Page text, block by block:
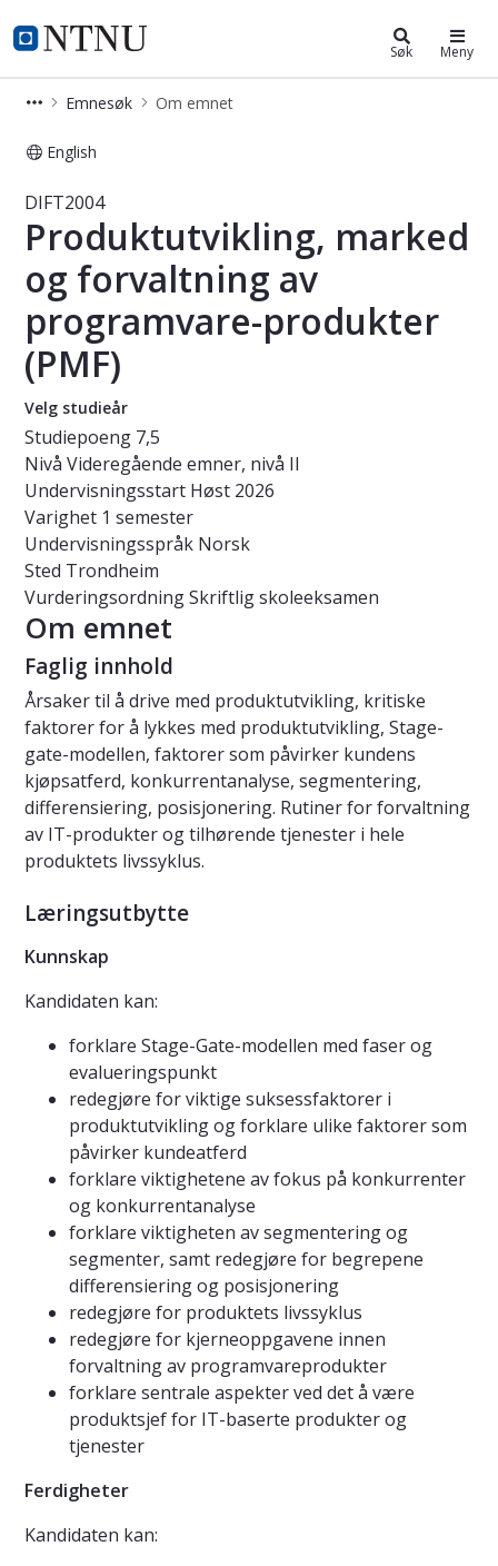
NTNU Hjemmeside
Studier Søk Meny
Emnesøk Om emnet
English
Emne - Produktutvikling, marked
DIFT2004
Produktutvikling, marked
og forvaltning av
programvare-produkter
(PMF)
Velg studieår
Studiepoeng 7,5
Nivå Videregående emner, nivå II
Undervisningsstart Høst 2026
Varighet 1 semester
Undervisningsspråk Norsk
Sted Trondheim
VurderingsordningSkriftlig skoleeksamen
Om emnet
Faglig innhold
Årsaker til å drive med produktutvikling, kritiske
faktorer for å lykkes med produktutvikling, Stage-
gate-modellen, faktorer som påvirker kundens
kjøpsatferd, konkurrentanalyse, segmentering,
differensiering, posisjonering. Rutiner for forvaltning
av IT-produkter og tilhørende tjenester i hele
produktets livssyklus.
Læringsutbytte
Kunnskap
Kandidaten kan:
forklare Stage-Gate-modellen med faser og
evalueringspunkt
redegjøre for viktige suksessfaktorer i
produktutvikling og forklare ulike faktorer som
påvirker kundeatferd
forklare viktighetene av fokus på konkurrenter
og konkurrentanalyse
forklare viktigheten av segmentering og
segmenter, samt redegjøre for begrepene
differensiering og posisjonering
redegjøre for produktets livssyklus
redegjøre for kjerneoppgavene innen
forvaltning av programvareprodukter
forklare sentrale aspekter ved det å være
produktsjef for IT-baserte produkter og
tjenester
Ferdigheter
Kandidaten kan: